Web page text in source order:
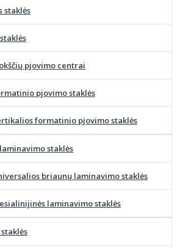
staklės
pjovimo centrai
pjovimo staklės
formatinio pjovimo staklės
staklės
briaunų laminavimo staklės
laminavimo staklės